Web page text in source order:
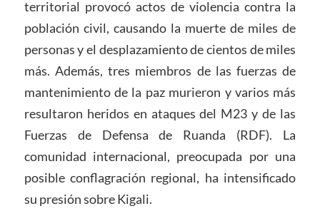
territorial provocó actos de violencia contra la
población civil, causando la muerte de miles de
personas y el desplazamiento de cientos de miles
más. Además, tres miembros de las fuerzas de
mantenimiento de la paz murieron y varios más
resultaron heridos en ataques del M23 y de las
Fuerzas de Defensa de Ruanda (RDF). La
comunidad internacional, preocupada por una
posible conflagración regional, ha intensificado
su presión sobre Kigali.